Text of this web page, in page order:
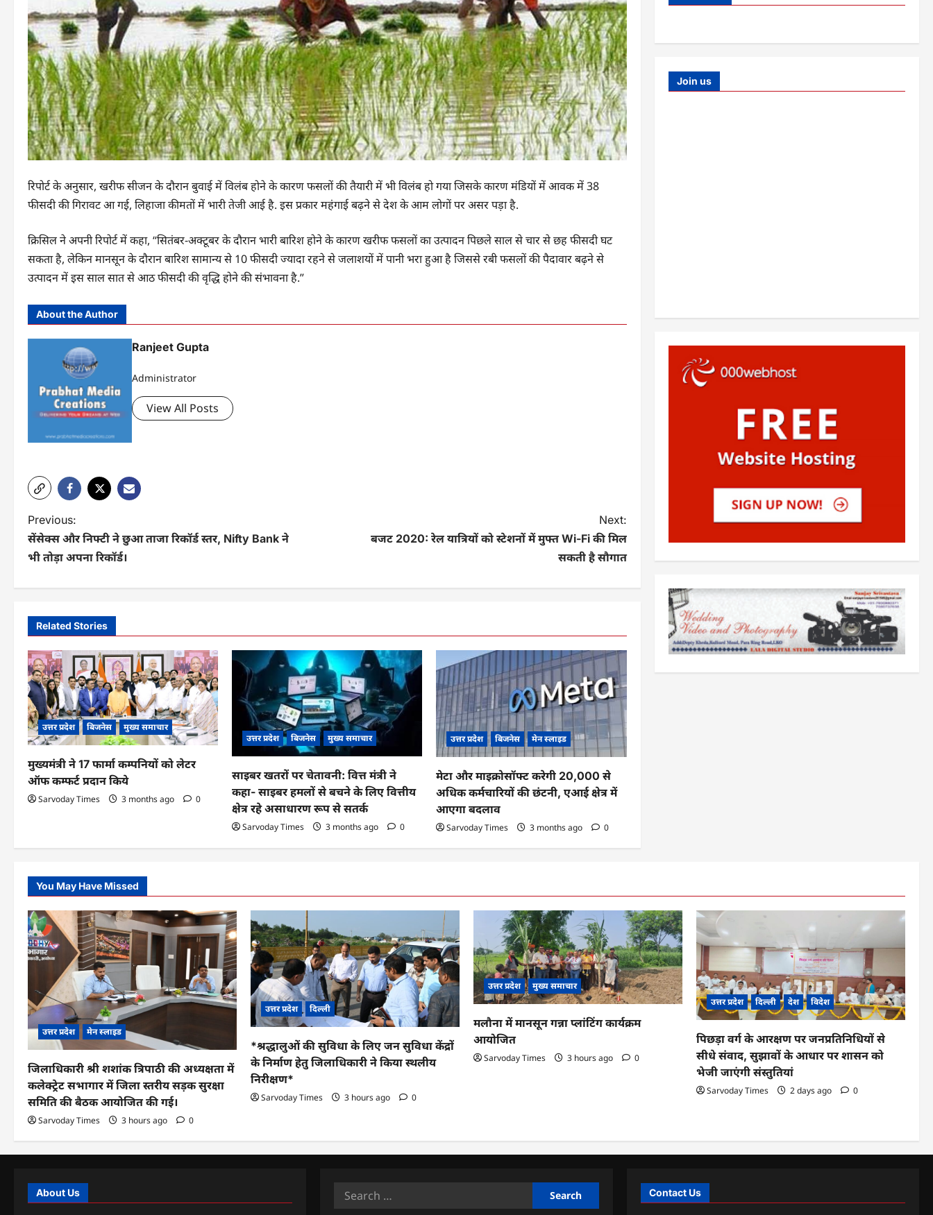
रिपोर्ट के अनुसार, खरीफ सीजन के दौरान बुवाई में विलंब होने के कारण फसलों की तैयारी में भी विलंब हो गया जिसके कारण मंडियों में आवक में 38
फीसदी की गिरावट आ गई, लिहाजा कीमतों में भारी तेजी आई है. इस प्रकार महंगाई बढ़ने से देश के आम लोगों पर असर पड़ा है.
क्रिसिल ने अपनी रिपोर्ट में कहा, “सितंबर-अक्टूबर के दौरान भारी बारिश होने के कारण खरीफ फसलों का उत्पादन पिछले साल से चार से छह फीसदी घट
सकता है, लेकिन मानसून के दौरान बारिश सामान्य से 10 फीसदी ज्यादा रहने से जलाशयों में पानी भरा हुआ है जिससे रबी फसलों की पैदावार बढ़ने से
उत्पादन में इस साल सात से आठ फीसदी की वृद्धि होने की संभावना है.”
About the Author
Ranjeet Gupta
Administrator
View All Posts
P
o
n
a
v
i
g
a
t
i
n
Previous:
सेंसेक्स और निफ्टी ने छुआ ताजा रिकॉर्ड स्तर, Nifty Bank ने
भी तोड़ा अपना रिकॉर्ड।
Next:
बजट 2020: रेल यात्रियों को स्टेशनों में मुफ्त Wi-Fi की मिल
सकती है सौगात
Related Stories
उत्तर प्रदेश बिजनेस मुख्य समाचार
मुख्यमंत्री ने 17 फार्मा कम्पनियों को लेटर
ऑफ कम्फर्ट प्रदान किये
Sarvoday Times 3 months ago 0
उत्तर प्रदेश बिजनेस मुख्य समाचार
साइबर खतरों पर चेतावनी: वित्त मंत्री ने
कहा- साइबर हमलों से बचने के लिए वित्तीय
क्षेत्र रहे असाधारण रूप से सतर्क
Sarvoday Times 3 months ago 0
उत्तर प्रदेश बिजनेस मेन स्लाइड
मेटा और माइक्रोसॉफ्ट करेगी 20,000 से
अधिक कर्मचारियों की छंटनी, एआई क्षेत्र में
आएगा बदलाव
Sarvoday Times 3 months ago 0
Join us
You May Have Missed
उत्तर प्रदेश मेन स्लाइड
जिलाधिकारी श्री शशांक त्रिपाठी की अध्यक्षता में
कलेक्ट्रेट सभागार में जिला स्तरीय सड़क सुरक्षा
समिति की बैठक आयोजित की गई।
Sarvoday Times 3 hours ago 0
उत्तर प्रदेश दिल्ली
*श्रद्धालुओं की सुविधा के लिए जन सुविधा केंद्रों
के निर्माण हेतु जिलाधिकारी ने किया स्थलीय
निरीक्षण*
Sarvoday Times 3 hours ago 0
उत्तर प्रदेश मुख्य समाचार
मलौना में मानसून गन्ना प्लांटिंग कार्यक्रम
आयोजित
Sarvoday Times 3 hours ago 0
उत्तर प्रदेश दिल्ली देश विदेश
पिछड़ा वर्ग के आरक्षण पर जनप्रतिनिधियों से
सीधे संवाद, सुझावों के आधार पर शासन को
भेजी जाएंगी संस्तुतियां
Sarvoday Times 2 days ago 0
About Us
Search
Contact Us